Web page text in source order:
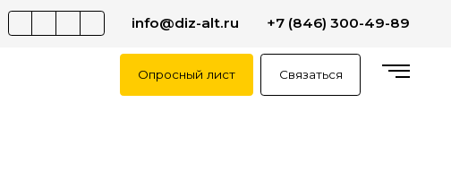
info@diz-alt.ru +7 (846) 300-49-89
Опросный лист Связаться